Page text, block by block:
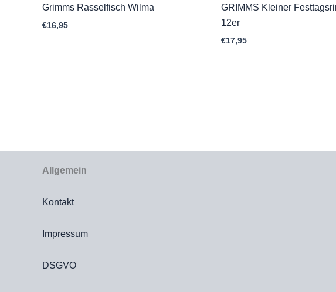
Grimms Rasselfisch Wilma
€16,95
GRIMMS Kleiner
12er
€17,95
Allgemein
Kontakt
Impressum
DSGVO